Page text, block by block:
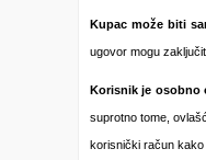
Kupac može biti
ugovor mogu
Korisnik je osobno
suprotno tome,
korisnički račun kako